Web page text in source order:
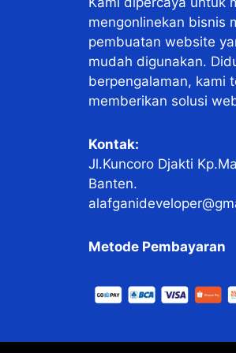
mengonlinekan bisnis
pembuatan website
mudah digunakan.
berpengalaman, kami
memberikan solusi
Kontak:
Jl.Kuncoro Djakti
Banten.
Metode Pembayaran